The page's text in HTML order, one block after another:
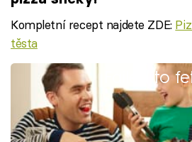
Kompletní recept najdete ZDE:
těsta
Failed to